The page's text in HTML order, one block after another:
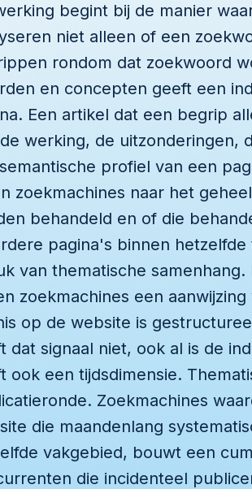
begint bij de manier
niet alleen of een
rondom dat zoekwoord
en concepten geeft een
Een artikel dat een begrip
werking, de uitzonderingen,
profiel van een
zoekmachines naar het
behandeld en of die
pagina's binnen
van thematische
zoekmachines een
op de website is
dat signaal niet, ook al is de
ook een tijdsdimensie.
Zoekmachines
die maandenlang
vakgebied, bouwt een
die incidenteel